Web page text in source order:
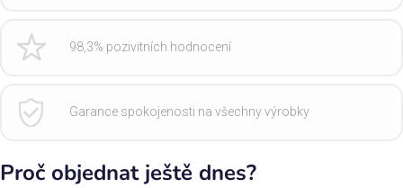
98,3% pozivitních hodnocení
Garance spokojenosti na všechny výrobky
Proč objednat ještě dnes?